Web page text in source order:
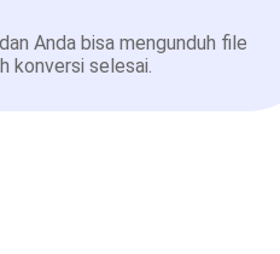
Anda bisa mengunduh file
konversi selesai.